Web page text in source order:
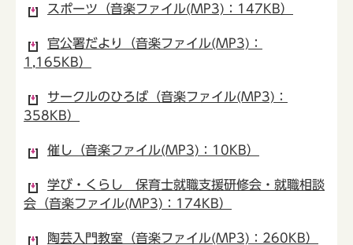
スポーツ（音楽ファイル(MP3)：147KB）
官公署だより（音楽ファイル(MP3)：
1,165KB）
サークルのひろば（音楽ファイル(MP3)：
358KB）
催し（音楽ファイル(MP3)：10KB）
学び・くらし 保育士就職支援研修会・就職相談
会（音楽ファイル(MP3)：174KB）
陶芸入門教室（音楽ファイル(MP3)：260KB）